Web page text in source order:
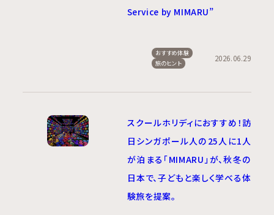
Service by MIMARU”
おすすめ体験
旅のヒント
2026.06.29
スクールホリディにおすすめ！訪
日シンガポール人の25人に1人
が泊まる「MIMARU」が、秋冬の
日本で、子どもと楽しく学べる体
験旅を提案。